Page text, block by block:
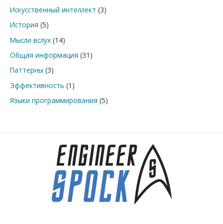
Искусственный интеллект (3)
История (5)
Мысли вслух (14)
Общая информация (31)
Паттерны (3)
Эффективность (1)
Языки программирования (5)